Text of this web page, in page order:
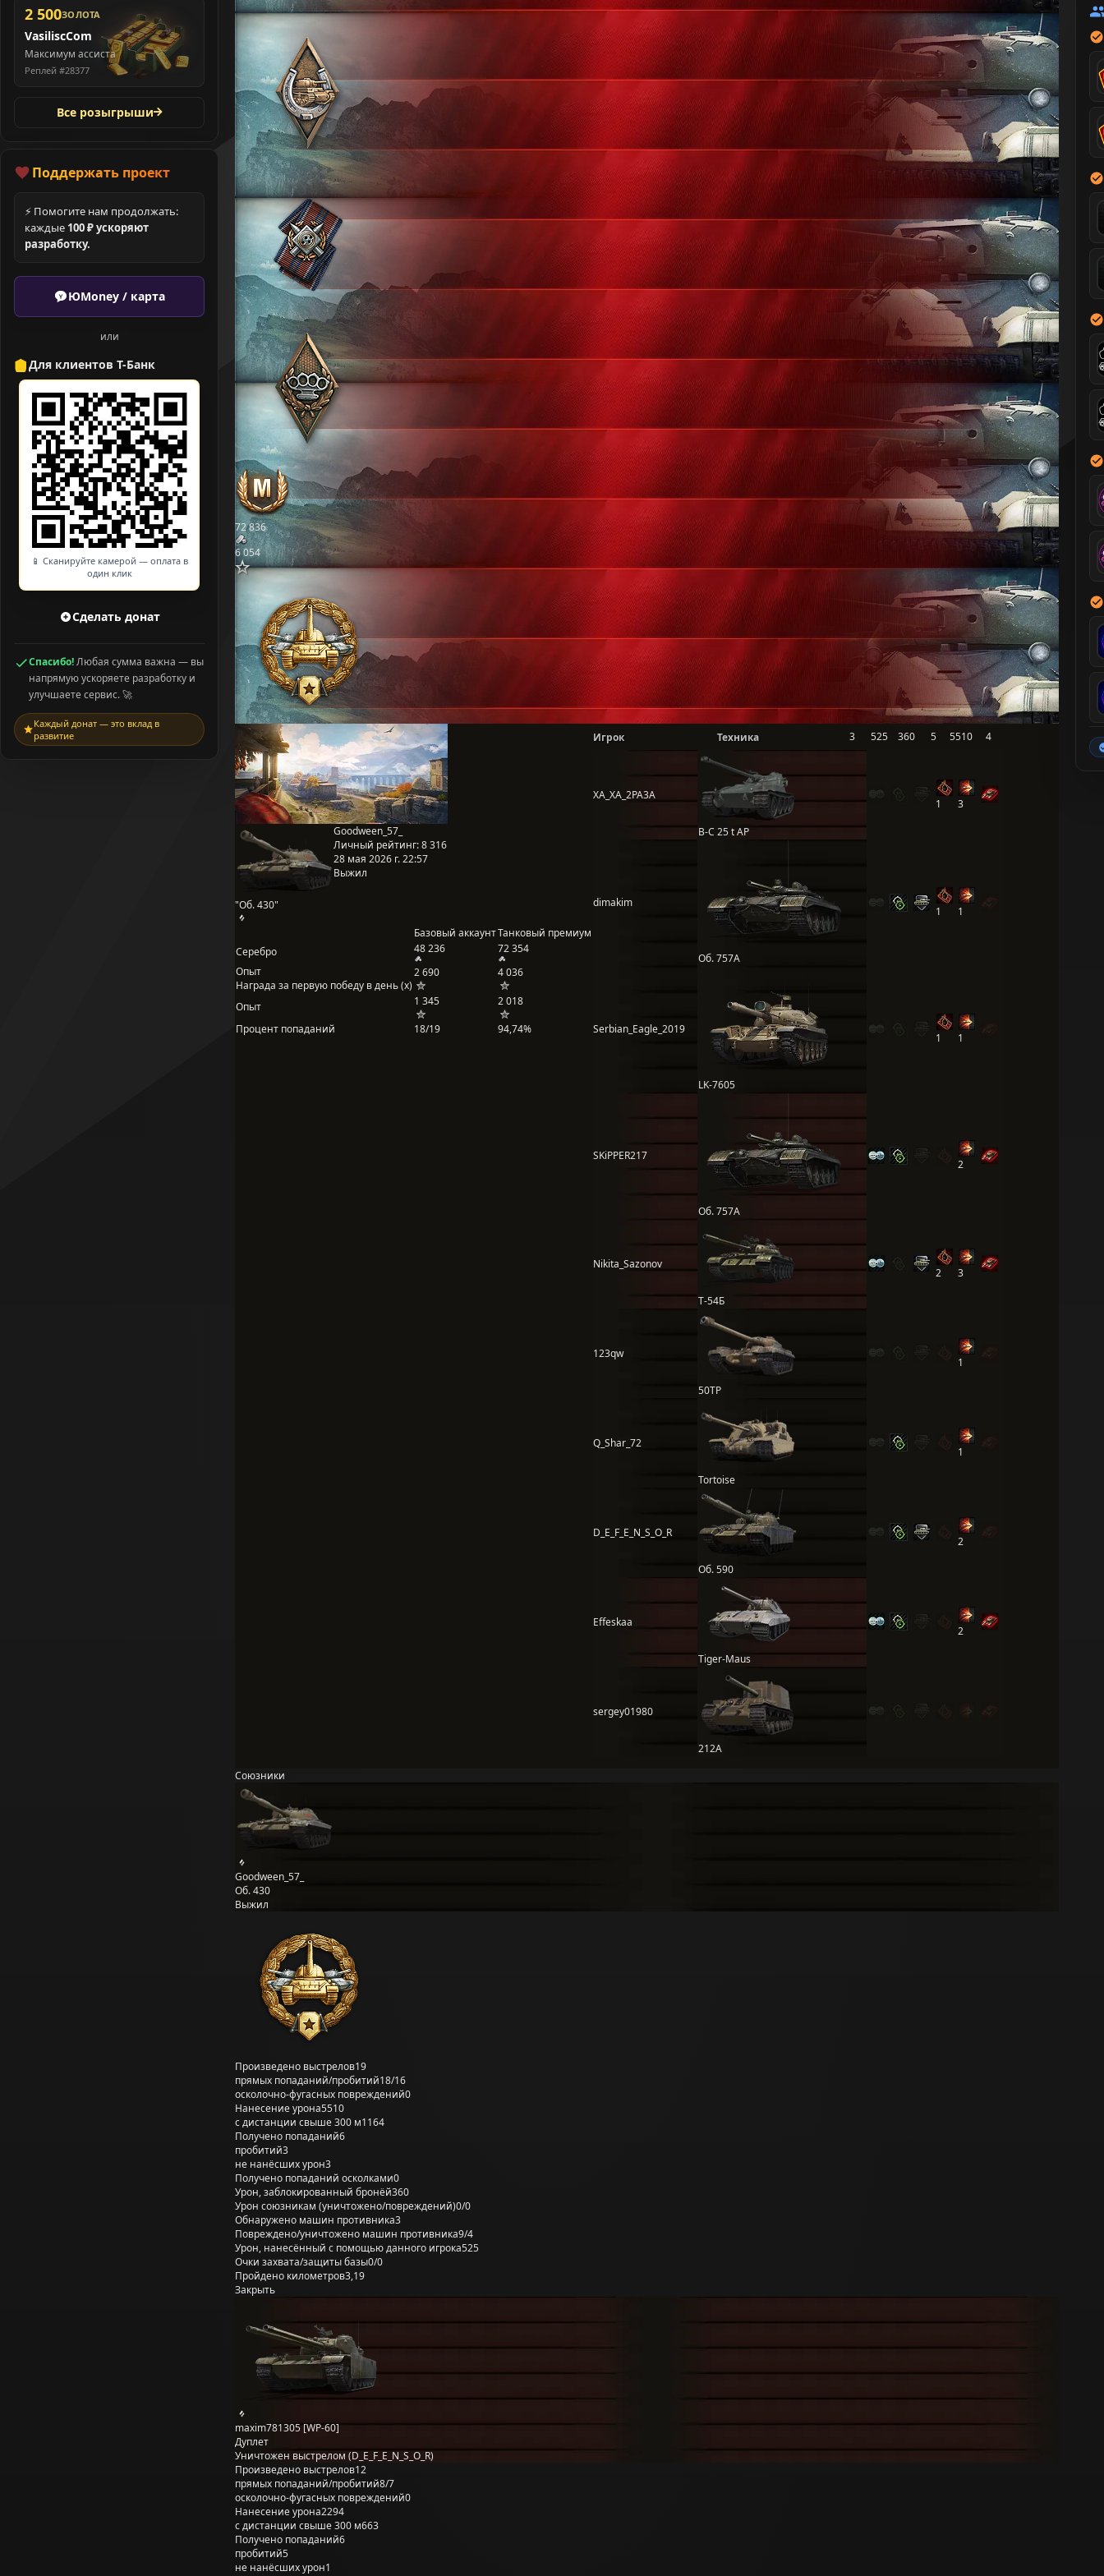
2 500ЗОЛОТА
VasiliscCom
Максимум ассиста
Реплей #28377
Все розыгрыши
Поддержать проект
⚡ Помогите нам продолжать:
каждые 100 ₽ ускоряют
разработку.
ЮMoney / карта
или
Для клиентов Т-Банк
📱 Сканируйте камерой — оплата в
один клик
Сделать донат
Спасибо!Любая сумма важна — вы
напрямую ускоряете разработку и
улучшаете сервис. 🚀
Каждый донат — это вклад в
развитие
72 836
6 054
"Об. 430"
Goodween_57_
Личный рейтинг:8 316
28 мая 2026 г. 22:57
Выжил
Базовый аккаунтТанковый премиум
Серебро
48 236
72 354
Опыт
Награда за первую победу в день (x)
2 690 4 036
Опыт 1 345
2 018
Процент попаданий
18/19 94,74%
Игрок Техника 3 525 360 5 5510 4
XA_XA_2PA3A
B-C 25 t AP
1 3
dimakim
Об. 757А
1 1
Serbian_Eagle_2019
LK-7605
1 1
SKiPPER217
Об. 757А
2
Nikita_Sazonov
Т-54Б
2 3
123qw
50TP
1
Q_Shar_72
Tortoise
1
D_E_F_E_N_S_O_R
Об. 590
2
Effeskaa
Tiger-Maus
2
sergey01980
212А
Союзники
Goodween_57_
Об. 430
Выжил
Произведено выстрелов19
прямых попаданий/пробитий18/16
осколочно-фугасных повреждений0
Нанесение урона5510
с дистанции свыше 300 м1164
Получено попаданий6
пробитий3
не нанёсших урон3
Получено попаданий осколками0
Урон, заблокированный бронёй360
Урон союзникам (уничтожено/повреждений)0/0
Обнаружено машин противника3
Повреждено/уничтожено машин противника9/4
Урон, нанесённый с помощью данного игрока525
Очки захвата/защиты базы0/0
Пройдено километров3,19
Закрыть
maxim781305 [WP-60]
Дуплет
Уничтожен выстрелом (D_E_F_E_N_S_O_R)
Произведено выстрелов12
прямых попаданий/пробитий8/7
осколочно-фугасных повреждений0
Нанесение урона2294
с дистанции свыше 300 м663
Получено попаданий6
пробитий5
не нанёсших урон1